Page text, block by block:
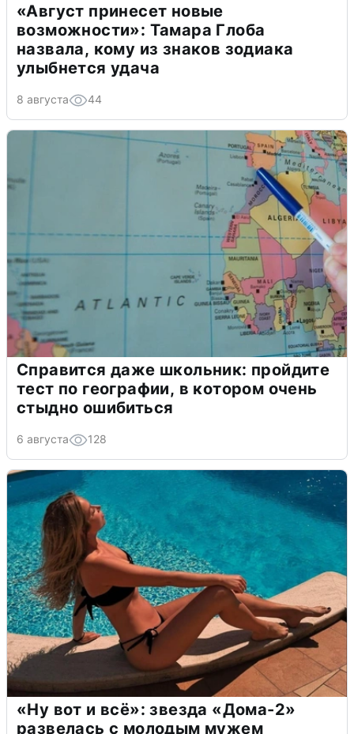
«Август принесет новые
возможности»: Тамара Глоба
назвала, кому из знаков зодиака
улыбнется удача
8 августа 44
Справится даже школьник: пройдите
тест по географии, в котором очень
стыдно ошибиться
6 августа 128
«Ну вот и всё»: звезда «Дома-2»
развелась с молодым мужем